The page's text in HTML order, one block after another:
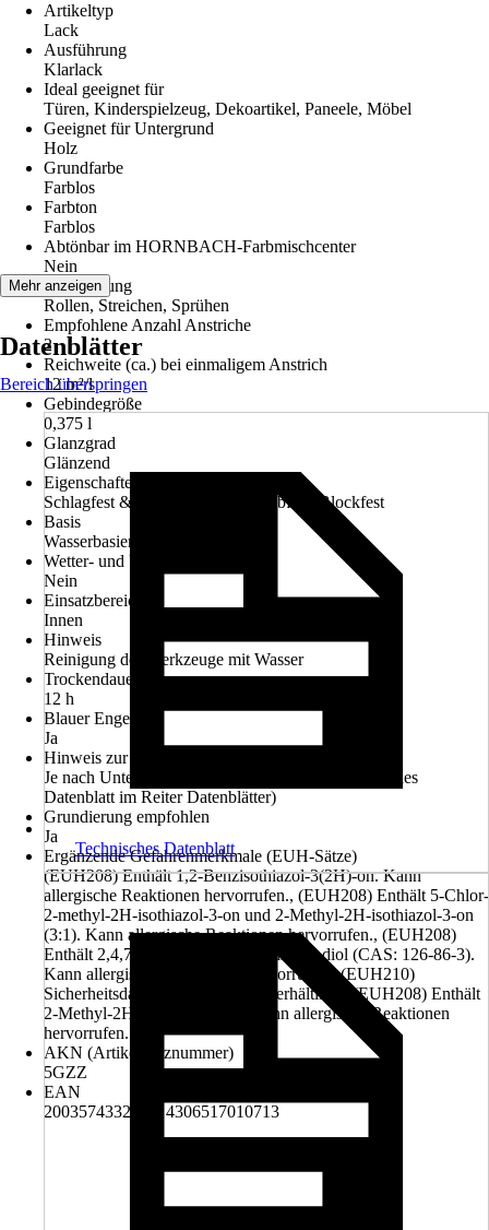
Artikeltyp
Lack
Ausführung
Klarlack
Ideal geeignet für
Türen, Kinderspielzeug, Dekoartikel, Paneele, Möbel
Geeignet für Untergrund
Holz
Grundfarbe
Farblos
Farbton
Farblos
Abtönbar im HORNBACH-Farbmischcenter
Nein
Verarbeitung
Rollen, Streichen, Sprühen
Empfohlene Anzahl Anstriche
2
Reichweite (ca.) bei einmaligem Anstrich
12 m²/l
Gebindegröße
0,375 l
Glanzgrad
Glänzend
Eigenschaften
Schlagfest & Stoßfest, Hoch abriebfest, Blockfest
Basis
Wasserbasierend
Wetter- und UV-Beständigkeit
Nein
Einsatzbereich
Innen
Hinweis
Reinigung der Werkzeuge mit Wasser
Trockendauer ca.
12 h
Blauer Engel
Ja
Hinweis zur Untergrundvorbehandlung
Je nach Untergrund vorbehandeln. (Siehe Technisches
Datenblatt im Reiter Datenblätter)
Grundierung empfohlen
Ja
Ergänzende Gefahrenmerkmale (EUH-Sätze)
(EUH208) Enthält 1,2-Benzisothiazol-3(2H)-on. Kann
allergische Reaktionen hervorrufen., (EUH208) Enthält 5-Chlor-
2-methyl-2H-isothiazol-3-on und 2-Methyl-2H-isothiazol-3-on
(3:1). Kann allergische Reaktionen hervorrufen., (EUH208)
Enthält 2,4,7,9-Tetramethyldec-5-in-4,7-diol (CAS: 126-86-3).
Kann allergische Reaktionen hervorrufen., (EUH210)
Sicherheitsdatenblatt auf Anfrage erhältlich., (EUH208) Enthält
2-Methyl-2H-isothiazol-3-on. Kann allergische Reaktionen
hervorrufen.
AKN (Artikelkurznummer)
5GZZ
EAN
2003574332001, 4306517010713
Mehr anzeigen
Datenblätter
Bereich überspringen
Technisches Datenblatt